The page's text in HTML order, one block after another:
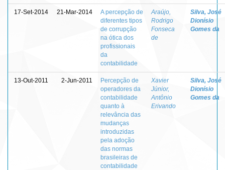
17-Set-2014 21-Mar-2014
A percepção de
diferentes tipos
de corrupção
na ótica dos
profissionais
da
contabilidade
Araújo,
Rodrigo
Fonseca
de
Silva, José
Dionísio
Gomes da
13-Out-2011 2-Jun-2011
Percepção de
operadores da
contabilidade
quanto à
relevância das
mudanças
introduzidas
pela adoção
das normas
brasileiras de
contabilidade
Xavier
Júnior,
Antônio
Erivando
Silva, José
Dionísio
Gomes da